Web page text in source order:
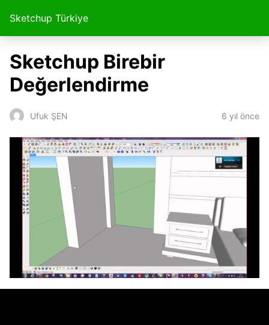
Sketchup Türkiye
Sketchup Birebir
Değerlendirme
Ufuk ŞEN 6 yıl önce